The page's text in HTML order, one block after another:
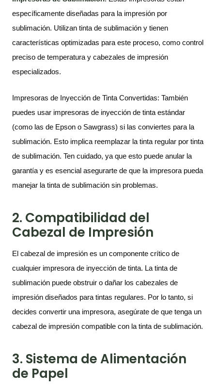
específicamente diseñadas para la impresión por
sublimación. Utilizan tinta de sublimación y tienen
características optimizadas para este proceso, como control
preciso de temperatura y cabezales de impresión
especializados.
Impresoras de Inyección de Tinta Convertidas: También
puedes usar impresoras de inyección de tinta estándar
(como las de Epson o Sawgrass) si las conviertes para la
sublimación. Esto implica reemplazar la tinta regular por tinta
de sublimación. Ten cuidado, ya que esto puede anular la
garantía y es esencial asegurarte de que la impresora pueda
manejar la tinta de sublimación sin problemas.
2. Compatibilidad del
Cabezal de Impresión
El cabezal de impresión es un componente crítico de
cualquier impresora de inyección de tinta. La tinta de
sublimación puede obstruir o dañar los cabezales de
impresión diseñados para tintas regulares. Por lo tanto, si
decides convertir una impresora, asegúrate de que tenga un
cabezal de impresión compatible con la tinta de sublimación.
3. Sistema de Alimentación
de Papel